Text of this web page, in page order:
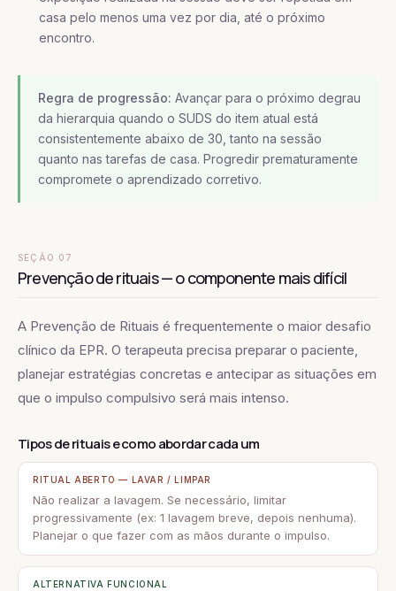
casa pelo menos uma vez por dia, até o próximo
encontro.
Regra de progressão: Avançar para o próximo degrau
da hierarquia quando o SUDS do item atual está
consistentemente abaixo de 30, tanto na sessão
quanto nas tarefas de casa. Progredir prematuramente
compromete o aprendizado corretivo.
SEÇÃO 07
Prevenção de rituais — o componente mais difícil
A Prevenção de Rituais é frequentemente o maior desafio
clínico da EPR. O terapeuta precisa preparar o paciente,
planejar estratégias concretas e antecipar as situações em
que o impulso compulsivo será mais intenso.
Tipos de rituais e como abordar cada um
RITUAL ABERTO — LAVAR / LIMPAR
Não realizar a lavagem. Se necessário, limitar
progressivamente (ex: 1 lavagem breve, depois nenhuma).
Planejar o que fazer com as mãos durante o impulso.
ALTERNATIVA FUNCIONAL